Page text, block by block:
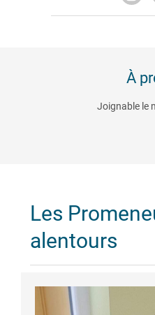
À
Joignable le
Les
alentours